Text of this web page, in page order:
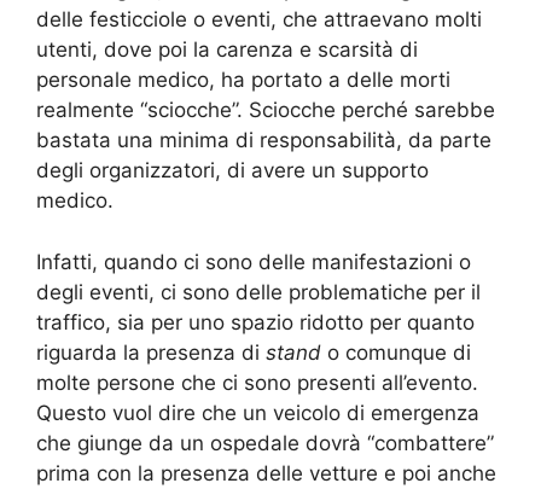
delle festicciole o eventi, che attraevano molti
utenti, dove poi la carenza e scarsità di
personale medico, ha portato a delle morti
realmente “sciocche”. Sciocche perché sarebbe
bastata una minima di responsabilità, da parte
degli organizzatori, di avere un supporto
medico.
Infatti, quando ci sono delle manifestazioni o
degli eventi, ci sono delle problematiche per il
traffico, sia per uno spazio ridotto per quanto
riguarda la presenza di stand o comunque di
molte persone che ci sono presenti all’evento.
Questo vuol dire che un veicolo di emergenza
che giunge da un ospedale dovrà “combattere”
prima con la presenza delle vetture e poi anche